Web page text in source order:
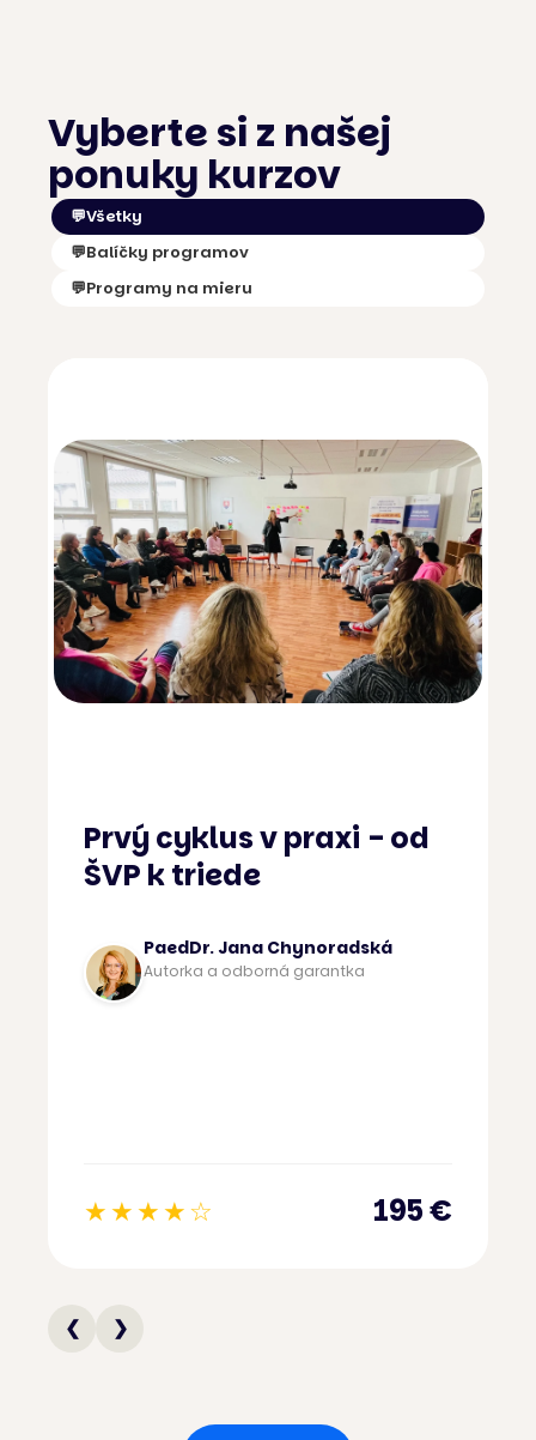
Vyberte si z našej
ponuky kurzov
💬Všetky
💬Balíčky programov
💬Programy na mieru
Prvý cyklus v praxi - od
ŠVP k triede
PaedDr. Jana Chynoradská
Autorka a odborná garantka
★★★★☆ 195 €
❮ ❯